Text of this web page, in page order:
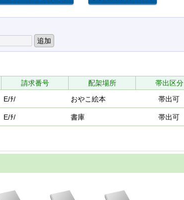
請求番号 配架場所 帯出区分
E/ﾁ/ おやこ絵本 帯出可
E/ﾁ/ 書庫 帯出可